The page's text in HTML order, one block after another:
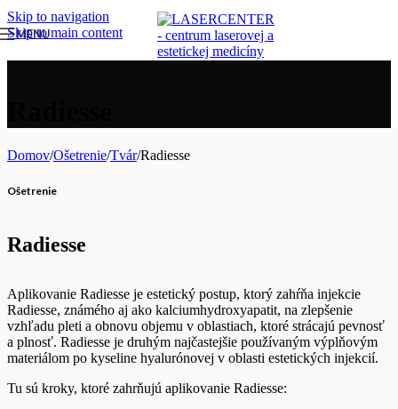
Skip to navigation
Skip to main content
MENU
Domov/Ošetrenie/Tvár/Radiesse
Ošetrenie
Radiesse
Aplikovanie Radiesse je estetický postup, ktorý zahŕňa injekcie
Radiesse, známého aj ako kalciumhydroxyapatit, na zlepšenie
vzhľadu pleti a obnovu objemu v oblastiach, ktoré strácajú pevnosť
a plnosť. Radiesse je druhým najčastejšie používaným výplňovým
materiálom po kyseline hyalurónovej v oblasti estetických injekcií.
Tu sú kroky, ktoré zahrňujú aplikovanie Radiesse: